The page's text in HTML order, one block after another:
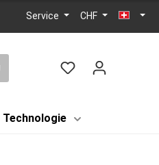
Service CHF
Technologie